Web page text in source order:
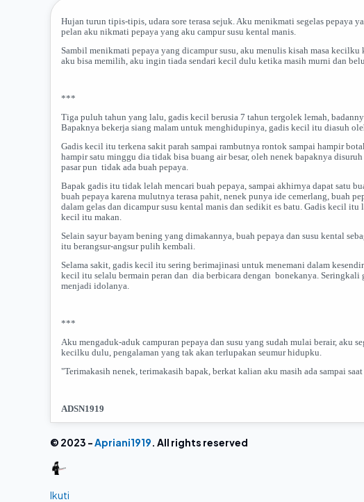
Hujan turun tipis-tipis, udara sore terasa sejuk. Aku menikmati segelas pepaya
pelan aku nikmati pepaya yang aku campur susu kental manis.
Sambil menikmati pepaya yang dicampur susu, aku menulis kisah masa
aku bisa memilih, aku ingin tiada sendari kecil dulu ketika masih murni dan
***
Tiga puluh tahun yang lalu, gadis kecil berusia 7 tahun tergolek lemah,
Bapaknya bekerja siang malam untuk menghidupinya, gadis kecil itu diasuh
Gadis kecil itu terkena sakit parah sampai rambutnya rontok sampai hampir
hampir satu minggu dia tidak bisa buang air besar, oleh nenek bapaknya
pasar pun tidak ada buah pepaya.
Bapak gadis itu tidak lelah mencari buah pepaya, sampai akhirnya dapat satu
buah pepaya karena mulutnya terasa pahit, nenek punya ide cemerlang, buah
dalam gelas dan dicampur susu kental manis dan sedikit es batu. Gadis kecil
kecil itu makan.
Selain sayur bayam bening yang dimakannya, buah pepaya dan susu kental
itu berangsur-angsur pulih kembali.
Selama sakit, gadis kecil itu sering berimajinasi untuk menemani dalam
kecil itu selalu bermain peran dan dia berbicara dengan bonekanya.
menjadi idolanya.
***
Aku mengaduk-aduk campuran pepaya dan susu yang sudah mulai berair, aku
kecilku dulu, pengalaman yang tak akan terlupakan seumur hidupku.
"Terimakasih nenek, terimakasih bapak, berkat kalian aku masih ada sampai
ADSN1919
© 2023 -Apriani1919. All rights reserved
Ikuti